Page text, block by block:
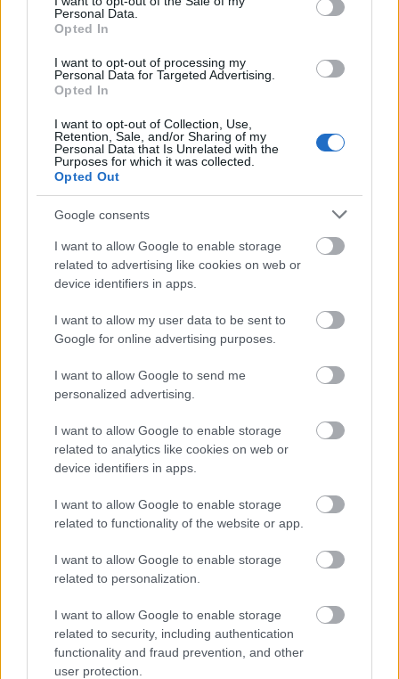
Personal Data.
Opted In
I want to opt-out of processing my
Personal Data for Targeted Advertising.
Opted In
I want to opt-out of Collection, Use,
Retention, Sale, and/or Sharing of my
Personal Data that Is Unrelated with the
Purposes for which it was collected.
Opted Out
Google consents
I want to allow Google to enable storage
related to advertising like cookies on web or
device identifiers in apps.
I want to allow my user data to be sent to
Google for online advertising purposes.
I want to allow Google to send me
personalized advertising.
I want to allow Google to enable storage
related to analytics like cookies on web or
device identifiers in apps.
I want to allow Google to enable storage
related to functionality of the website or app.
I want to allow Google to enable storage
related to personalization.
I want to allow Google to enable storage
related to security, including authentication
functionality and fraud prevention, and other
user protection.
„Ölelkező párt temettek a templomban”, „A sólyi
jelentek meg a sajtóhírek 2009 januárjában, egy
különös kettős temetkezésről, amelyet a Veszprém
megyei Sóly református templom feltárásakor
találtunk.…
Civil kezdeményezés, intézményi
összefogás - Megmentett
honfoglalók Dabason
Füredi Ágnes – Patay Róbert – Rácz Tibor Ákos•2011. február 14.
elő egy példa értékű, civilek által kezdeményezett
leletmentő feltárás során a Pest megyei Dabas
ismeretlen, veszélyeztetett lelőhelyet helyi lakosok
jelentették be, az…
Egy rejtélyes késő bronzkori
Király Ágnes • 2011. február 03.
Rendkívül különös leletegyüttes látott napvilágot
2009. májusában az ELTE Régészettudományi
Intézetének nagykunsági megelőző feltárásán. A mai
Pusztataskony falutól nyugatra fekvő, a késő
bronzkor ún. pre-Gáva (Kr. e. 1300–1100 körüli)
időszakára keltezhető…